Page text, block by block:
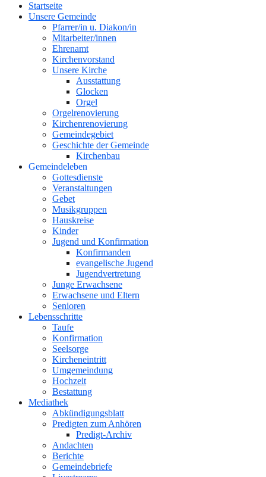
oben
Startseite
Unsere Gemeinde
Pfarrer/in u. Diakon/in
Mitarbeiter/innen
Ehrenamt
Kirchenvorstand
Unsere Kirche
Ausstattung
Glocken
Orgel
Orgelrenovierung
Kirchenrenovierung
Gemeindegebiet
Geschichte der Gemeinde
Kirchenbau
Gemeindeleben
Gottesdienste
Veranstaltungen
Gebet
Musikgruppen
Hauskreise
Kinder
Jugend und Konfirmation
Konfirmanden
evangelische Jugend
Jugendvertretung
Junge Erwachsene
Erwachsene und Eltern
Senioren
Lebensschritte
Taufe
Konfirmation
Seelsorge
Kircheneintritt
Umgemeindung
Hochzeit
Bestattung
Mediathek
Abkündigungsblatt
Predigten zum Anhören
Predigt-Archiv
Andachten
Berichte
Gemeindebriefe